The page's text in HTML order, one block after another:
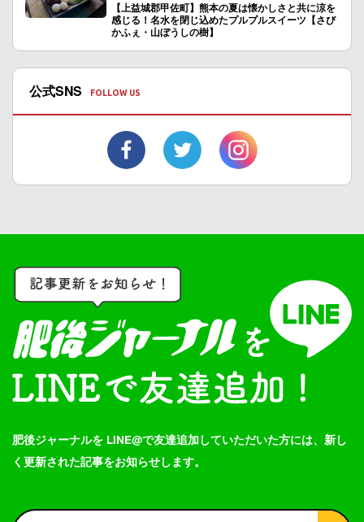
【上益城郡甲佐町】熊本の夏は懐かしさと共に涼を
感じる！名水を閉じ込めたプルプルスイーツ【さび
かふぇ・山ぼうしの樹】
公式SNS
肥後ジャーナルを LINE@で友達追加していただいた方には、新し
く更新された記事をお知らせします。